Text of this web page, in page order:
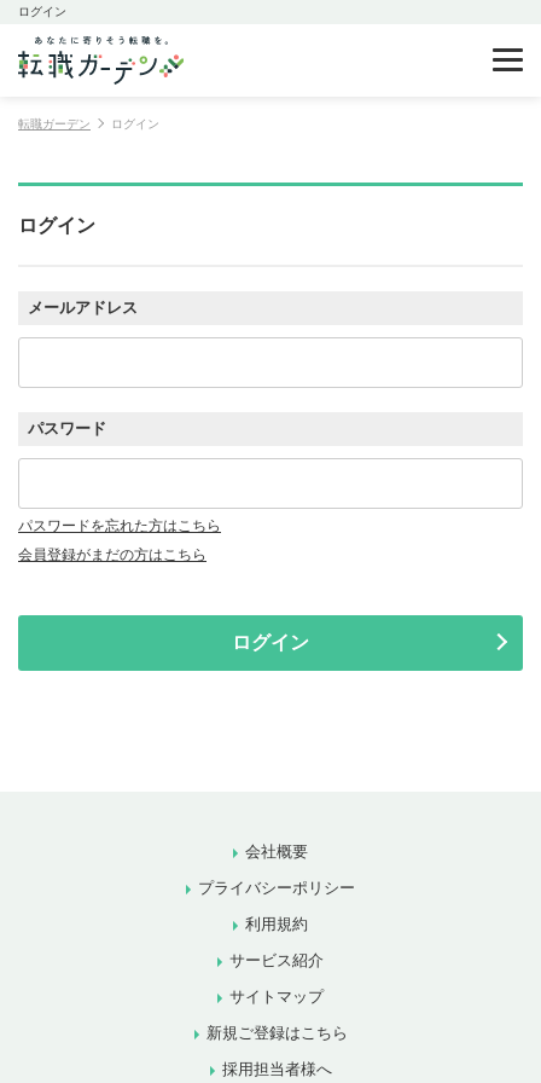
ログイン
転職ガーデン ログイン
ログイン
メールアドレス
パスワード
パスワードを忘れた方はこちら
会員登録がまだの方はこちら
ログイン
会社概要
プライバシーポリシー
利用規約
サービス紹介
サイトマップ
新規ご登録はこちら
採用担当者様へ